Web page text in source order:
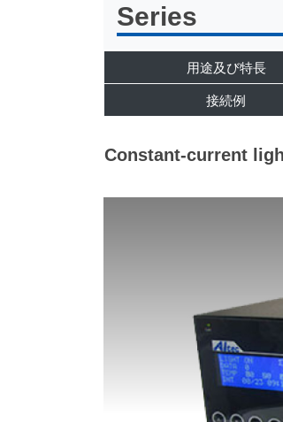
Series
用途及び特長
接続例
Constant-current